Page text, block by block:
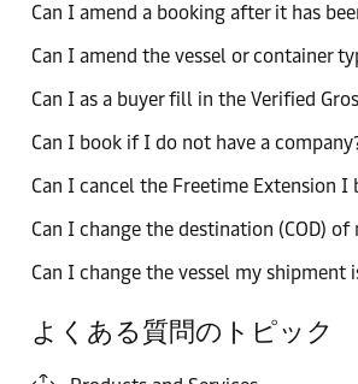
Can I amend a booking after it has
Can I amend the vessel or container
Can I as a buyer fill in the Verified
Can I book if I do not have a
Can I cancel the Freetime Extension I
Can I change the destination (COD) of
Can I change the vessel my shipment
よくある質問のトピック